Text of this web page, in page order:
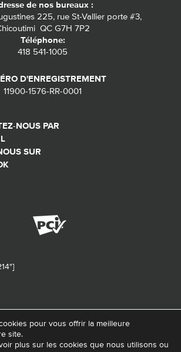
de nos bureaux :
225, rue St-Vallier porte #3,
QC G7H 7P2
Téléphone:
418 541-1005
D'ENREGISTREMENT
11900-1576-RR-0001
NOUS PAR
SUR
- Fondation de ma vie – Pour la santé de la
pour vous offrir la meilleure
site.
plus sur les cookies que nous utilisons ou